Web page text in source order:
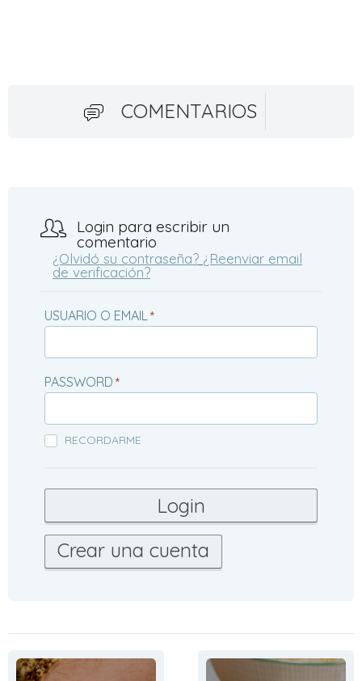
COMENTARIOS
Login para escribir un
comentario
¿Olvidó su contraseña? ¿Reenviar email
de verificación?
USUARIO O EMAIL *
PASSWORD *
RECORDARME
Crear una cuenta